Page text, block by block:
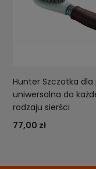
Hunter Szczotka dla
uniwersalna do
rodzaju sierści
77,00 zł